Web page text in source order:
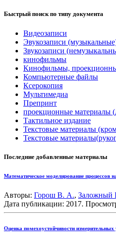
Быстрый поиск по типу документа
Видеозаписи
Эвукозаписи
Звукозаписи
кинофильмы
Кинофильмы,
Компьютерные файлы
Ксерокопия
Мультимедиа
Препринт
проекционные материалы
Тактильное издание
Текстовые материалы
Текстовые
Последние добавленные материалы
Математическое моделирование процессов
Авторы: Горош В. А., Заложный
Дата публикации: 2017.
Оценка помехоустойчивости измерительных